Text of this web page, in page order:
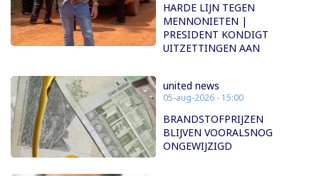
HARDE LIJN TEGEN
MENNONIETEN |
PRESIDENT KONDIGT
UITZETTINGEN AAN
united news
05-aug-2026 - 15:00
BRANDSTOFPRIJZEN
BLIJVEN VOORALSNOG
ONGEWIJZIGD